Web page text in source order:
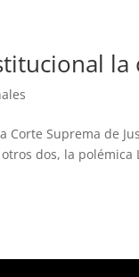
Corte Suprema de
dos, la